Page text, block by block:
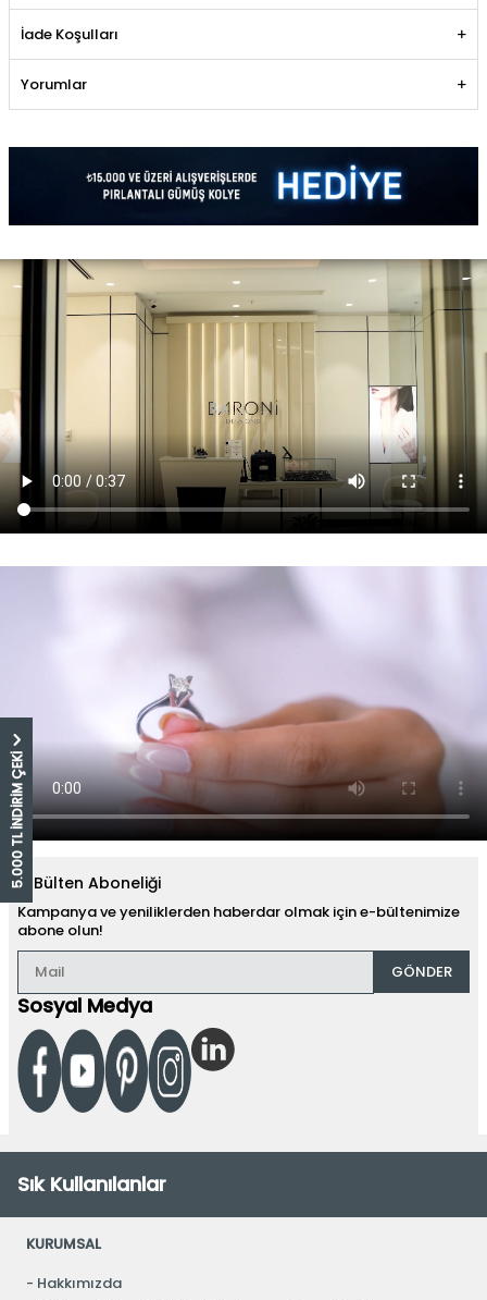
5.000 TL İNDİRİM ÇEKİ
İade Koşulları
Yorumlar
E-Bülten Aboneliği
Kampanya ve yeniliklerden haberdar olmak için e-bültenimize
abone olun!
GÖNDER
Sosyal Medya
Sık Kullanılanlar
KURUMSAL
Hakkımızda